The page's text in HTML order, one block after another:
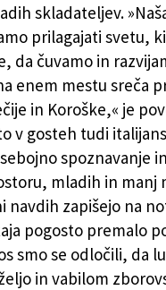
skladateljev.
prilagajati svetu,
da čuvamo in
enem mestu sreča
in Koroške,« je
v gosteh tudi
spoznavanje
mladih in manj
navdih zapišejo na
pogosto premalo
smo se odločili, da
in vabilom